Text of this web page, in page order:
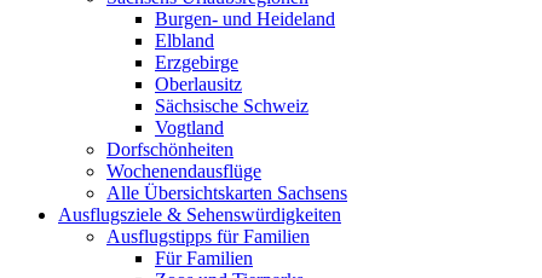
Burgen- und Heideland
Elbland
Erzgebirge
Oberlausitz
Sächsische Schweiz
Vogtland
Dorfschönheiten
Wochenendausflüge
Alle Übersichtskarten Sachsens
Ausflugsziele & Sehenswürdigkeiten
Ausflugstipps für Familien
Für Familien